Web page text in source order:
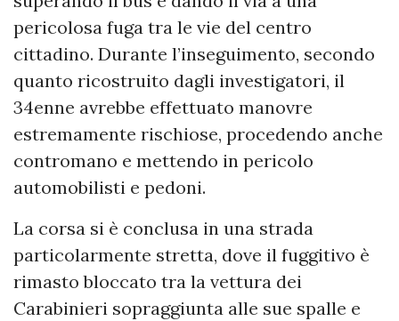
pericolosa fuga tra le vie del centro
cittadino. Durante l’inseguimento, secondo
quanto ricostruito dagli investigatori, il
34enne avrebbe effettuato manovre
estremamente rischiose, procedendo anche
contromano e mettendo in pericolo
automobilisti e pedoni.
La corsa si è conclusa in una strada
particolarmente stretta, dove il fuggitivo è
rimasto bloccato tra la vettura dei
Carabinieri sopraggiunta alle sue spalle e